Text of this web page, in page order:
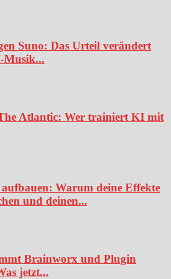
Suno: Das Urteil verändert
Musik...
Atlantic: Wer trainiert KI mit
Warum deine Effekte
und deinen...
Brainworx und Plugin
jetzt...